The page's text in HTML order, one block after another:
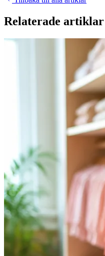
Relaterade artiklar